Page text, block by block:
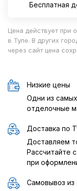
Бесплатная
Цена действует при
в Туле. В других
через сайт цена
Низкие цены
Одни из
отделочные
Доставка по
Доставляем
Рассчитайте
при
Самовывоз из